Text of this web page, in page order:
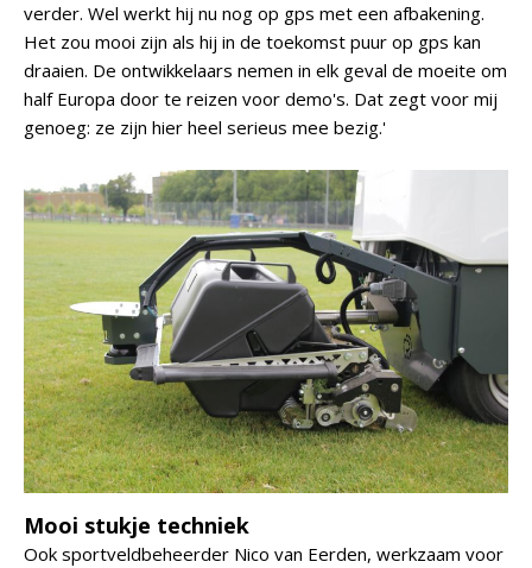
verder. Wel werkt hij nu nog op gps met een afbakening.
Het zou mooi zijn als hij in de toekomst puur op gps kan
draaien. De ontwikkelaars nemen in elk geval de moeite om
half Europa door te reizen voor demo's. Dat zegt voor mij
genoeg: ze zijn hier heel serieus mee bezig.'
Mooi stukje techniek
Ook sportveldbeheerder Nico van Eerden, werkzaam voor